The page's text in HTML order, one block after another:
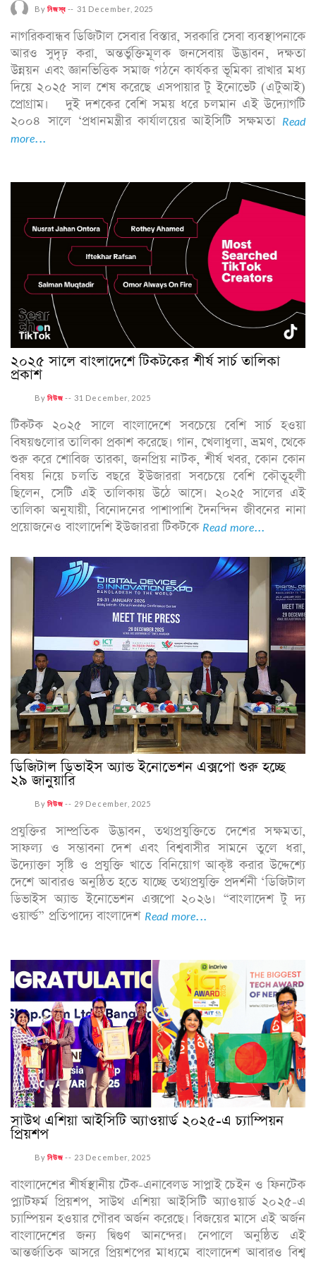
Byনিজস্ব-- 31 December, 2025
নাগরিকবান্ধব ডিজিটাল সেবার বিস্তার, সরকারি সেবা ব্যবস্থাপনাকে
আরও সুদৃঢ় করা, অন্তর্ভুক্তিমূলক জনসেবায় উদ্ভাবন, দক্ষতা
উন্নয়ন এবং জ্ঞানভিত্তিক সমাজ গঠনে কার্যকর ভূমিকা রাখার মধ্য
দিয়ে ২০২৫ সাল শেষ করেছে এসপায়ার টু ইনোভেট (এটুআই)
প্রোগ্রাম। দুই দশকের বেশি সময় ধরে চলমান এই উদ্যোগটি
২০০৪ সালে ‘প্রধানমন্ত্রীর কার্যালয়ের আইসিটি সক্ষমতা Read
more...
২০২৫ সালে বাংলাদেশে টিকটকের শীর্ষ সার্চ তালিকা
প্রকাশ
Byনিউজ -- 31 December, 2025
টিকটক ২০২৫ সালে বাংলাদেশে সবচেয়ে বেশি সার্চ হওয়া
বিষয়গুলোর তালিকা প্রকাশ করেছে। গান, খেলাধুলা, ভ্রমণ, থেকে
শুরু করে শোবিজ তারকা, জনপ্রিয় নাটক, শীর্ষ খবর, কোন কোন
বিষয় নিয়ে চলতি বছরে ইউজাররা সবচেয়ে বেশি কৌতূহলী
ছিলেন, সেটি এই তালিকায় উঠে আসে। ২০২৫ সালের এই
তালিকা অনুযায়ী, বিনোদনের পাশাপাশি দৈনন্দিন জীবনের নানা
প্রয়োজনেও বাংলাদেশি ইউজাররা টিকটকে Read more...
ডিজিটাল ডিভাইস অ্যান্ড ইনোভেশন এক্সপো শুরু হচ্ছে
২৯ জানুয়ারি
Byনিউজ -- 29 December, 2025
প্রযুক্তির সাম্প্রতিক উদ্ভাবন, তথ্যপ্রযুক্তিতে দেশের সক্ষমতা,
সাফল্য ও সম্ভাবনা দেশ এবং বিশ্ববাসীর সামনে তুলে ধরা,
উদ্যোক্তা সৃষ্টি ও প্রযুক্তি খাতে বিনিয়োগ আকৃষ্ট করার উদ্দেশ্যে
দেশে আবারও অনুষ্ঠিত হতে যাচ্ছে তথ্যপ্রযুক্তি প্রদর্শনী ‘ডিজিটাল
ডিভাইস অ্যান্ড ইনোভেশন এক্সপো ২০২৬। “বাংলাদেশ টু দ্য
ওয়ার্ল্ড” প্রতিপাদ্যে বাংলাদেশ Read more...
সাউথ এশিয়া আইসিটি অ্যাওয়ার্ড ২০২৫-এ চ্যাম্পিয়ন
প্রিয়শপ
Byনিউজ -- 23 December, 2025
বাংলাদেশের শীর্ষস্থানীয় টেক-এনাবেলড সাপ্লাই চেইন ও ফিনটেক
প্ল্যাটফর্ম প্রিয়শপ, সাউথ এশিয়া আইসিটি অ্যাওয়ার্ড ২০২৫-এ
চ্যাম্পিয়ন হওয়ার গৌরব অর্জন করেছে। বিজয়ের মাসে এই অর্জন
বাংলাদেশের জন্য দ্বিগুণ আনন্দের। নেপালে অনুষ্ঠিত এই
আন্তর্জাতিক আসরে প্রিয়শপের মাধ্যমে বাংলাদেশ আবারও বিশ্ব